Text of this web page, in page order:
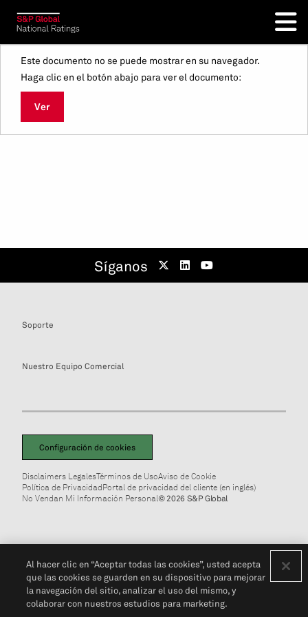
Este documento no se puede mostrar en su navegador.
Haga clic en el botón abajo para ver el documento:
Ver
Síganos
Soporte
Nuestro Equipo Comercial
Configuración de cookies
Disclaimers LegalesTérminos de UsoAviso de Cookie
Política de PrivacidadPortal de privacidad del cliente (en inglés)
No Vendan Mi Información Personal© 2026 S&P Global
Al hacer clic en “Aceptar todas las cookies”, usted acepta
que las cookies se guarden en su dispositivo para mejorar
la navegación del sitio, analizar el uso del mismo, y
colaborar con nuestros estudios para marketing.